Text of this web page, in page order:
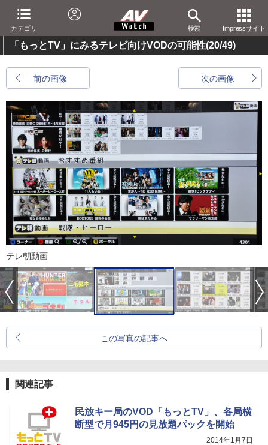
カテゴリ 検索 Impressサイト
「もっとTV」にみるテレビ向けVODの可能性(20/49)
前の画像 次の画像
テレ朝動画
この写真の記事へ
関連記事
民放キー局のVOD「もっとTV」、各局横
断型で月945円の見放題パックを開始
2014年1月7日